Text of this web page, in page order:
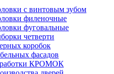
с винтовым зубом
филеночные
фуговальные
четверти
коробок
фасадов
КРОМОК